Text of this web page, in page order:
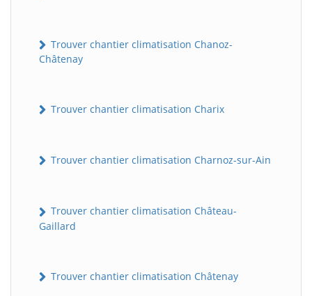
Trouver chantier climatisation Chanoz-
Châtenay
Trouver chantier climatisation Charix
Trouver chantier climatisation Charnoz-sur-Ain
Trouver chantier climatisation Château-
Gaillard
Trouver chantier climatisation Châtenay